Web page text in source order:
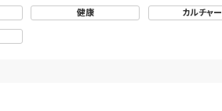
健康 カルチャー